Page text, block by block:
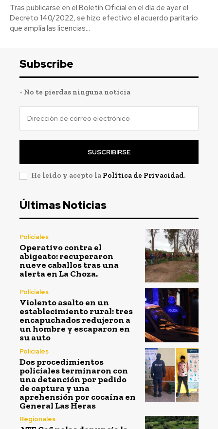
Tras publicarse en el Boletín Oficial en el día de ayer el
Decreto 140/2022, se hizo efectivo el acuerdo paritario
que amplía las licencias...
Subscribe
- No te pierdas ninguna noticia
SUSCRIBIRSE
He leído y acepto la Política de Privacidad.
Últimas Noticias
Policiales
Operativo contra el
abigeato: recuperaron
nueve caballos tras una
alerta en La Choza.
Policiales
Violento asalto en un
establecimiento rural: tres
encapuchados redujeron a
un hombre y escaparon en
su auto
Policiales
Dos procedimientos
policiales terminaron con
una detención por pedido
de captura y una
aprehensión por cocaína en
General Las Heras
Regionales